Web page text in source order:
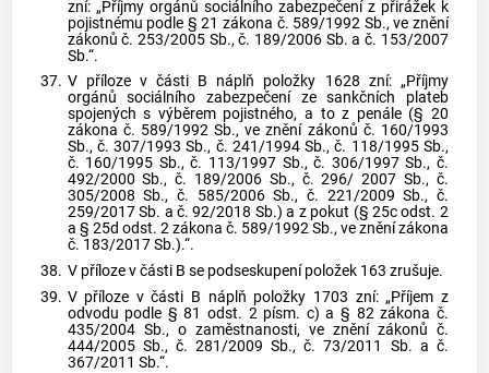
zní: „Příjmy orgánů sociálního zabezpečení z přirážek k
pojistnému podle § 21 zákona č. 589/1992 Sb., ve znění
zákonů č. 253/2005 Sb., č. 189/2006 Sb. a č. 153/2007
Sb.“.
37. V příloze v části B náplň položky 1628 zní: „Příjmy
orgánů sociálního zabezpečení ze sankčních plateb
spojených s výběrem pojistného, a to z penále (§ 20
zákona č. 589/1992 Sb., ve znění zákonů č. 160/1993
Sb., č. 307/1993 Sb., č. 241/1994 Sb., č. 118/1995 Sb.,
č. 160/1995 Sb., č. 113/1997 Sb., č. 306/1997 Sb., č.
492/2000 Sb., č. 189/2006 Sb., č. 296/ 2007 Sb., č.
305/2008 Sb., č. 585/2006 Sb., č. 221/2009 Sb., č.
259/2017 Sb. a č. 92/2018 Sb.) a z pokut (§ 25c odst. 2
a § 25d odst. 2 zákona č. 589/1992 Sb., ve znění zákona
č. 183/2017 Sb.).“.
38. V příloze v části B se podseskupení položek 163 zrušuje.
39. V příloze v části B náplň položky 1703 zní: „Příjem z
odvodu podle § 81 odst. 2 písm. c) a § 82 zákona č.
435/2004 Sb., o zaměstnanosti, ve znění zákonů č.
444/2005 Sb., č. 281/2009 Sb., č. 73/2011 Sb. a č.
367/2011 Sb.“.